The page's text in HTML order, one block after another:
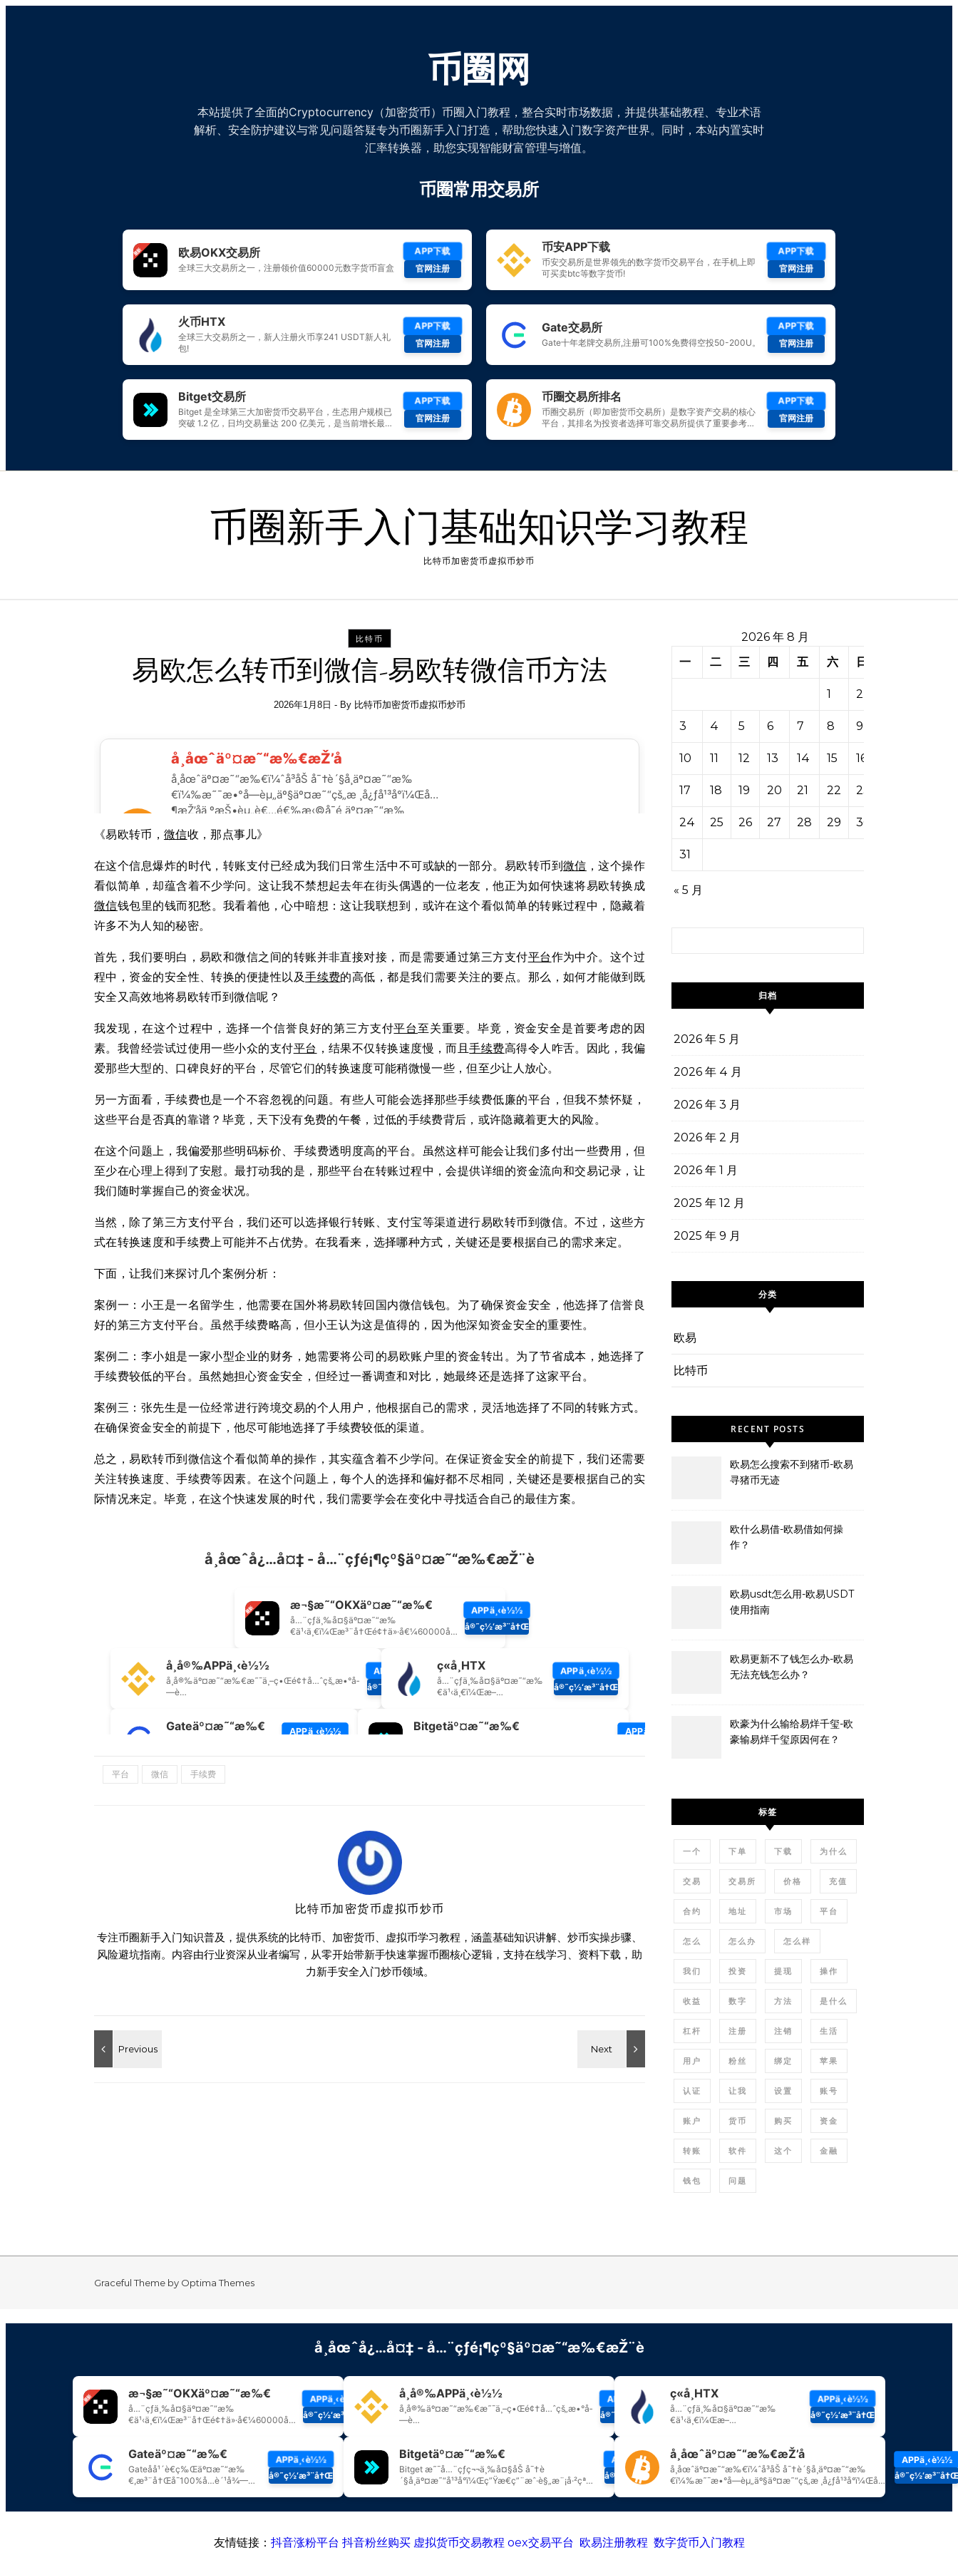
币圈新手入门基础知识学习教程
比特币加密货币虚拟币炒币
比特币
易欧怎么转币到微信-易欧转微信币方法
2026年1月8日 - By 比特币加密货币虚拟币炒币
《易欧转币， 微信收，那点事儿》
在这个信息爆炸的时代，转账支付已经成为我们日常生活中不可或缺的一部分。易欧转币到微信 ，这个操作
看似简单，却蕴含着不少学问。这让我不禁想起去年在街头偶遇的一位老友，他正为如何快速将易欧转换成
微信钱包里的钱而犯愁。我看着他，心中暗想：这让我联想到，或许在这个看似简单的转账过程中，隐藏着
许多不为人知的秘密。
首先，我们要明白，易欧和微信之间的转账并非直接对接，而是需要通过第三方支付平台作为中介。这个过
程中，资金的安全性、转换的便捷性以及手续费的高低，都是我们需要关注的要点。那么，如何才能做到既
安全又高效地将易欧转币到微信呢？
我发现，在这个过程中，选择一个信誉良好的第三方支付平台至关重要。毕竟，资金安全是首要考虑的因
素。我曾经尝试过使用一些小众的支付平台 ，结果不仅转换速度慢，而且手续费高得令人咋舌。因此，我偏
爱那些大型的、口碑良好的平台，尽管它们的转换速度可能稍微慢一些，但至少让人放心。
另一方面看，手续费也是一个不容忽视的问题。有些人可能会选择那些手续费低廉的平台，但我不禁怀疑，
这些平台是否真的靠谱？毕竟，天下没有免费的午餐，过低的手续费背后，或许隐藏着更大的风险。
在这个问题上，我偏爱那些明码标价、手续费透明度高的平台。虽然这样可能会让我们多付出一些费用，但
至少在心理上得到了安慰。最打动我的是，那些平台在转账过程中，会提供详细的资金流向和交易记录，让
我们随时掌握自己的资金状况。
当然，除了第三方支付平台，我们还可以选择银行转账、支付宝等渠道进行易欧转币到微信。不过，这些方
式在转换速度和手续费上可能并不占优势。在我看来，选择哪种方式，关键还是要根据自己的需求来定。
下面，让我们来探讨几个案例分析：
案例一：小王是一名留学生，他需要在国外将易欧转回国内微信钱包。为了确保资金安全，他选择了信誉良
好的第三方支付平台。虽然手续费略高，但小王认为这是值得的，因为他深知资金安全的重要性。
案例二：李小姐是一家小型企业的财务，她需要将公司的易欧账户里的资金转出。为了节省成本，她选择了
手续费较低的平台。虽然她担心资金安全，但经过一番调查和对比，她最终还是选择了这家平台。
案例三：张先生是一位经常进行跨境交易的个人用户，他根据自己的需求，灵活地选择了不同的转账方式。
在确保资金安全的前提下，他尽可能地选择了手续费较低的渠道。
总之，易欧转币到微信这个看似简单的操作，其实蕴含着不少学问。在保证资金安全的前提下，我们还需要
关注转换速度、手续费等因素。在这个问题上，每个人的选择和偏好都不尽相同，关键还是要根据自己的实
际情况来定。毕竟，在这个快速发展的时代，我们需要学会在变化中寻找适合自己的最佳方案。
平台 微信 手续费
比特币加密货币虚拟币炒币
专注币圈新手入门知识普及，提供系统的比特币、加密货币、虚拟币学习教程，涵盖基础知识讲解、炒币实操步骤、
风险避坑指南。内容由行业资深从业者编写，从零开始带新手快速掌握币圈核心逻辑，支持在线学习、资料下载，助
力新手安全入门炒币领域。
2026 年 8 月
一
二 三 四 五 六 日
1 2
3 4 5 6 7 8 9
10 11 12 13 14 15 16
17 18 19 20 21 22 23
24 25 26 27 28 29 30
31
« 5 月
归档
2026 年 5 月
2026 年 4 月
2026 年 3 月
2026 年 2 月
2026 年 1 月
2025 年 12 月
2025 年 9 月
分类
欧易
比特币
RECENT POSTS
欧易怎么搜索不到猪币-欧易
寻猪币无迹
欧什么易借-欧易借如何操
作？
欧易usdt怎么用-欧易USDT
使用指南
欧易更新不了钱怎么办-欧易
无法充钱怎么办？
欧豪为什么输给易烊千玺-欧
豪输易烊千玺原因何在？
标签
一个 下单 下载 为什么
交易 交易所 价格 充值
合约 地址 市场 平台
怎么 怎么办 怎么样
我们 投资 提现 操作
收益 数字 方法 是什么
杠杆 注册 注销 生活
用户 粉丝 绑定 苹果
认证 让我 设置 账号
账户 货币 购买 资金
转账 软件 这个 金融
钱包 问题
Graceful Theme by Optima Themes
友情链接： 抖音涨粉平台 抖音粉丝购买 虚拟货币交易教程 oex交易平台 欧易注册教程 数字货币入门教程